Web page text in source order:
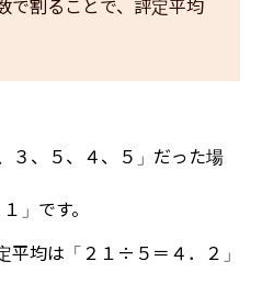
３、５、４、５」だった場
」です。
平均は「２１÷５＝４ ．２」